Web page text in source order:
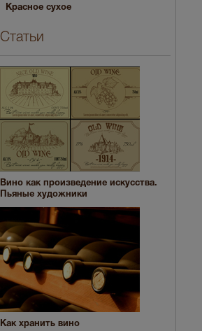
Красное сухое
Статьи
Вино как произведение искусства.
Пьяные художники
Как хранить вино